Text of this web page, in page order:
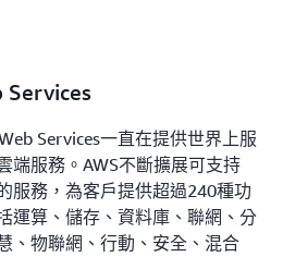
Services
Services一直在提供世界上服
端服務。AWS不斷擴展可支持
服務，為客戶提供超過240種功
運算、儲存、資料庫、聯網、分
、物聯網、行動、安全、混合